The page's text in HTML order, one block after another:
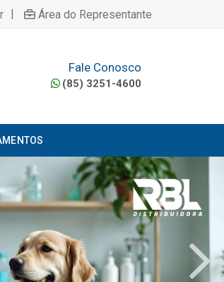
| Área do Representante
Fale Conosco
(85) 3251-4600